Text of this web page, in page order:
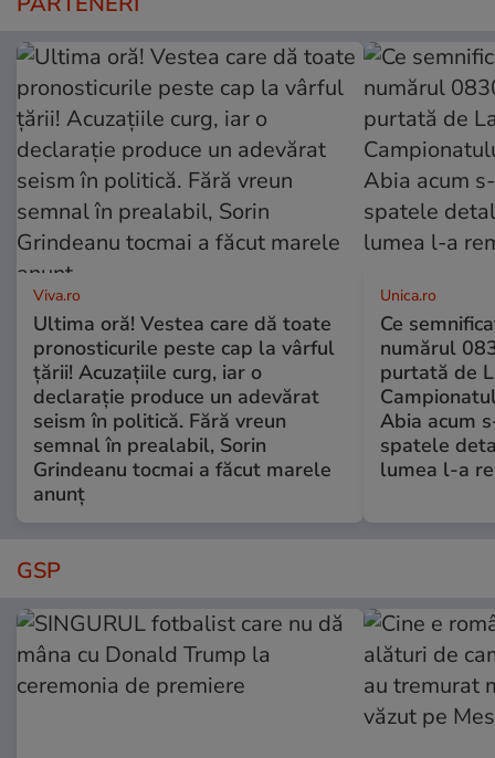
Viva.ro
Ultima oră! Vestea care dă toate
pronosticurile peste cap la vârful
țării! Acuzațiile curg, iar o
declarație produce un adevărat
seism în politică. Fără vreun
semnal în prealabil, Sorin
Grindeanu tocmai a făcut marele
anunț
Unica.ro
Ce
numărul
purtată de
Abia acum
spatele
lumea l-a
GSP